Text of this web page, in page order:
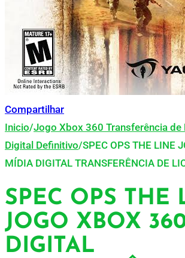
Compartilhar
Inicio/Jogo Xbox 360 Transferência de
Digital Definitivo/SPEC OPS THE LINE
MÍDIA DIGITAL TRANSFERÊNCIA DE
SPEC OPS THE
JOGO XBOX
DIGITAL